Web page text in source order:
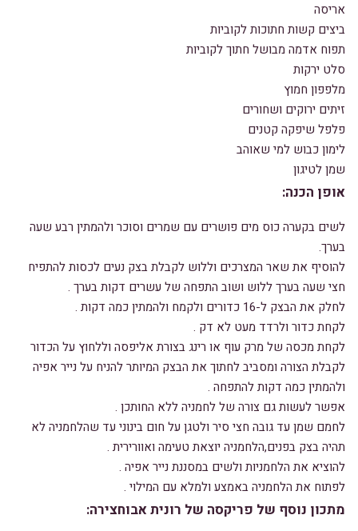
אריסה
ביצים קשות חתוכות לקוביות
תפוח אדמה מבושל חתוך לקוביות
סלט ירקות
מלפפון חמוץ
זיתים ירוקים ושחורים
פלפל שיפקה קטנים
לימון כבוש למי שאוהב
שמן לטיגון
אופן הכנה:
לשים בקערה כוס מים פושרים עם שמרים וסוכר ולהמתין רבע שעה
בערך.
להוסיף את שאר המצרכים וללוש לקבלת בצק נעים לכסות להתפיח
חצי שעה בערך ללוש ושוב התפחה של עשרים דקות בערך .
לחלק את הבצק ל-16 כדורים ולקמח ולהמתין כמה דקות .
לקחת כדור ולרדד מעט לא דק .
לקחת מכסה של מרק עוף או רינג בצורת אליפסה וללחוץ על הכדור
לקבלת הצורה ומסביב לחתוך את הבצק המיותר להניח על נייר אפיה
ולהמתין כמה דקות להתפחה .
אפשר לעשות גם צורה של לחמניה ללא החותכן .
לחמם שמן עד גובה חצי סיר ולטגן על חום בינוני עד שהלחמניה לא
תהיה בצק בפנים,הלחמניה יוצאת טעימה ואוורירית .
להוציא את הלחמניות ולשים במסננת נייר אפיה .
לפתוח את הלחמניה באמצע ולמלא עם המילוי .
מתכון נוסף של פריקסה של רונית אבוחצירה: